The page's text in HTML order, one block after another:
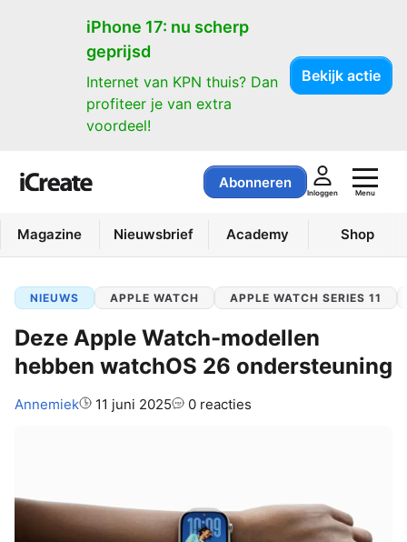
iPhone 17: nu scherp
geprijsd
Internet van KPN thuis? Dan
profiteer je van extra
voordeel!
Bekijk actie
Abonneren
Inloggen Menu
Magazine Nieuwsbrief Academy Shop
NIEUWS APPLE WATCH APPLE WATCH SERIES 11
Deze Apple Watch-modellen
hebben watchOS 26 ondersteuning
Auteur:
Annemiek 11 juni 2025 0 reacties